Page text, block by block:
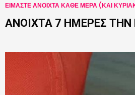
ΕΙΜΑΣΤΕ ΑΝΟΙΧΤΑ ΚΑΘΕ ΜΕΡΑ (ΚΑΙ
ΑΝΟΙΧΤΑ 7 ΗΜΕΡΕΣ